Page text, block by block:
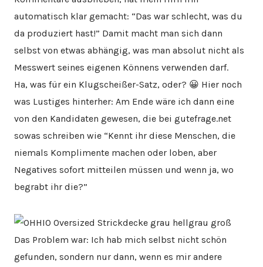
automatisch klar gemacht: “Das war schlecht, was du
da produziert hast!” Damit macht man sich dann
selbst von etwas abhängig, was man absolut nicht als
Messwert seines eigenen Könnens verwenden darf.
Ha, was für ein Klugscheißer-Satz, oder? 😀 Hier noch
was Lustiges hinterher: Am Ende wäre ich dann eine
von den Kandidaten gewesen, die bei gutefrage.net
sowas schreiben wie “Kennt ihr diese Menschen, die
niemals Komplimente machen oder loben, aber
Negatives sofort mitteilen müssen und wenn ja, wo
begrabt ihr die?”
Das Problem war: Ich hab mich selbst nicht schön
gefunden, sondern nur dann, wenn es mir andere